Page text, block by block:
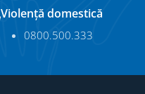
Violență domestică
0800.500.333